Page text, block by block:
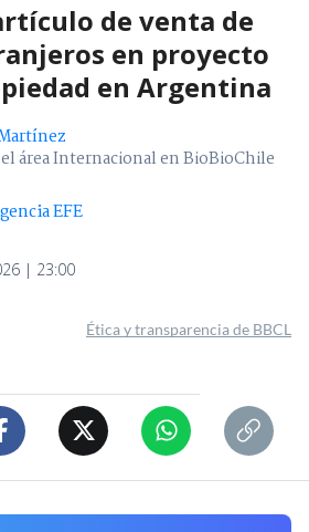
de venta de
en proyecto
en Argentina
área Internacional en BioBioChile
EFE
| 23:00
Ética y transparencia de BBCL